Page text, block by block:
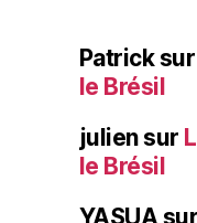
Patricksur
le Brésil
juliensur
le Brésil
YASUA sur